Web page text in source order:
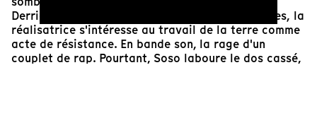
Derrière les arrangements géopolitiques cyniques, la
réalisatrice s'intéresse au travail de la terre comme
acte de résistance. En bande son, la rage d'un
couplet de rap. Pourtant, Soso laboure le dos cassé,